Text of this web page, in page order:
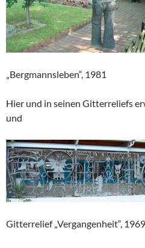
„Bergmannsleben“, 1981
Hier und in seinen Gitterreliefs
und
Gitterrelief „Vergangenheit“, 1969